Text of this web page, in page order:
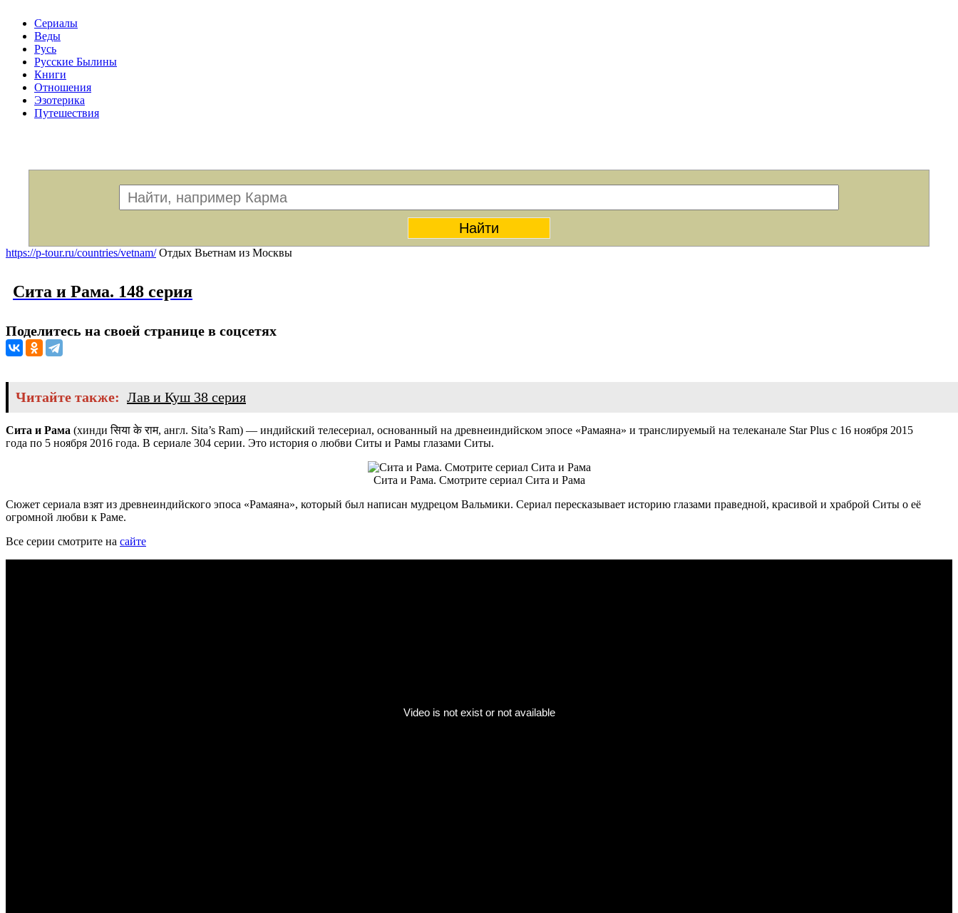
Сериалы
Веды
Русь
Русские Былины
Книги
Отношения
Эзотерика
Путешествия
https://p-tour.ru/countries/vetnam/Отдых Вьетнам из Москвы
Сита и Рама. 148 серия
Поделитесь на своей странице в соцсетях
Читайте также: Лав и Куш 38 серия
Сита и Рама (хиндиसिया के राम, англ. Sita’s Ram) — индийский телесериал, основанный на древнеиндийском эпосе «Рамаяна» и транслируемый на телеканале Star Plus с 16 ноября 2015
года по 5 ноября 2016 года. В сериале 304 серии. Это история о любви Ситы и Рамы глазами Ситы.
Сита и Рама. Смотрите сериал Сита и Рама
Сюжет сериала взят из древнеиндийского эпоса «Рамаяна», который был написан мудрецом Вальмики. Сериал пересказывает историю глазами праведной, красивой и храброй Ситы о её
огромной любви к Раме.
Все серии смотрите на сайте